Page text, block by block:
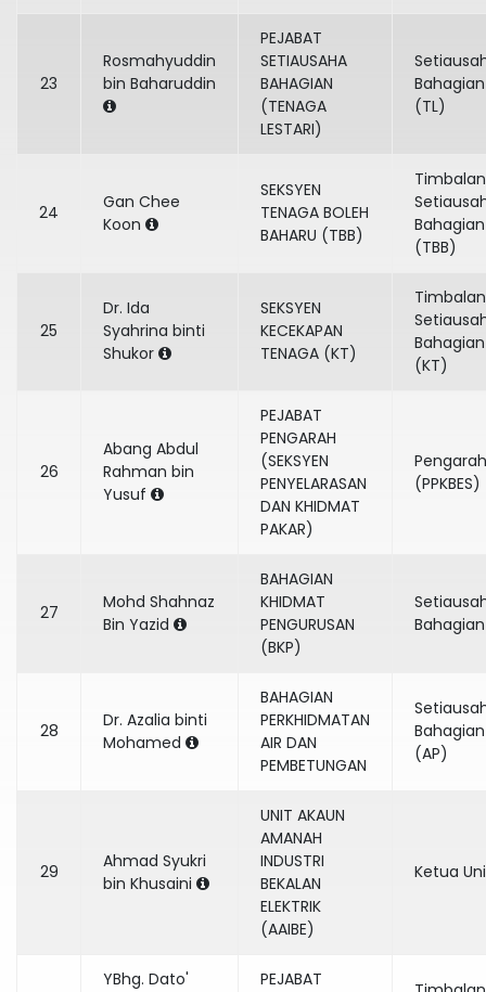
23
Rosmahyuddin
bin Baharuddin
PEJABAT
SETIAUSAHA
BAHAGIAN
(TENAGA
LESTARI)
Bahagian
(TL)
24
Gan Chee
Koon
SEKSYEN
TENAGA BOLEH
BAHARU (TBB)
Timbalan
Bahagian
(TBB)
25
Dr. Ida
Syahrina binti
Shukor
SEKSYEN
KECEKAPAN
TENAGA (KT)
Timbalan
Bahagian
(KT)
26
Abang Abdul
Rahman bin
Yusuf
PEJABAT
PENGARAH
(SEKSYEN
PENYELARASAN
DAN KHIDMAT
PAKAR)
Pengarah
(PPKBES)
27
Mohd Shahnaz
Bin Yazid
BAHAGIAN
KHIDMAT
PENGURUSAN
(BKP)
Bahagian
28
Dr. Azalia binti
Mohamed
BAHAGIAN
PERKHIDMATAN
AIR DAN
PEMBETUNGAN
Bahagian
(AP)
29
Ahmad Syukri
bin Khusaini
UNIT AKAUN
AMANAH
INDUSTRI
BEKALAN
ELEKTRIK
(AAIBE)
Ketua
YBhg. Dato'
PEJABAT